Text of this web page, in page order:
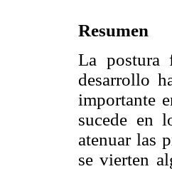
Resumen
La postura
desarrollo
importante
sucede en
atenuar las
se vierten